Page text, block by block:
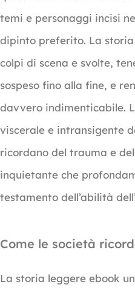
temi e personaggi incisi
dipinto preferito. La
colpi di scena e svolte,
sospeso fino alla fine, e
davvero indimenticabile.
viscerale e intransigente
ricordano del trauma e
inquietante che
testamento dell’abilità
Come le società
La storia leggere ebook